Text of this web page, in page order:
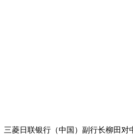
三菱日联银行（中国）副行长柳田